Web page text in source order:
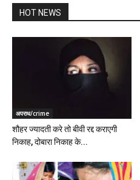
HOT NEWS
अपराध/crime
शौहर ज्यादती करे तो बीवी रद्द कराएगी
निकाह, दोबारा निकाह के...